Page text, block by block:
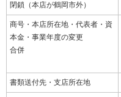
閉鎖（本店が鶴岡市外）
商号・本店所在地・代表者・資
本金・事業年度の変更
合併
書類送付先・支店所在地